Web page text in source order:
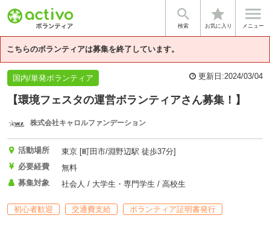

検索
star
お気に入り

メニュー
こちらのボランティアは募集を終了しています。
基本情報 募集詳細 企業情報
国内/単発ボランティア 更新日:2024/03/04
【環境フェスタの運営ボランティアさん募集！】
株式会社キャロルファンデーション
活動場所
東京 [町田市/淵野辺駅 徒歩37分]
必要経費
無料
募集対象
社会人 / 大学生・専門学生 / 高校生
初心者歓迎 交通費支給 ボランティア証明書発行